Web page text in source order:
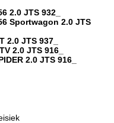
2.0 JTS 932_
Sportwagon 2.0 JTS
2.0 JTS 937_
2.0 JTS 916_
2.0 JTS 916_